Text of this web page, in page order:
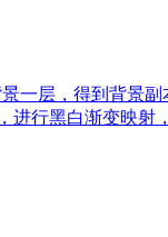
一层，得到背
进行黑白渐变映